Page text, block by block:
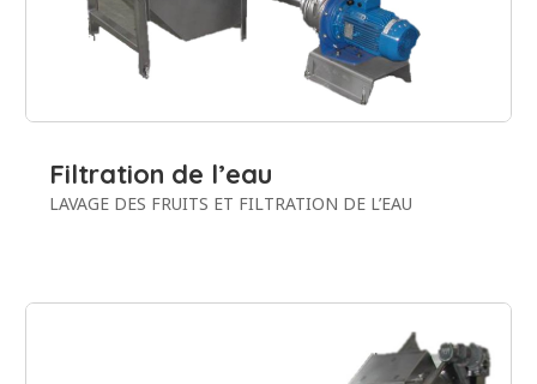
Filtration de l’eau
LAVAGE DES FRUITS ET FILTRATION DE L’EAU